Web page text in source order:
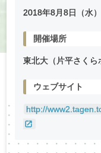
2018年8月8日（水
開催場所
東北大（片平さくら
ウェブサイト
http://